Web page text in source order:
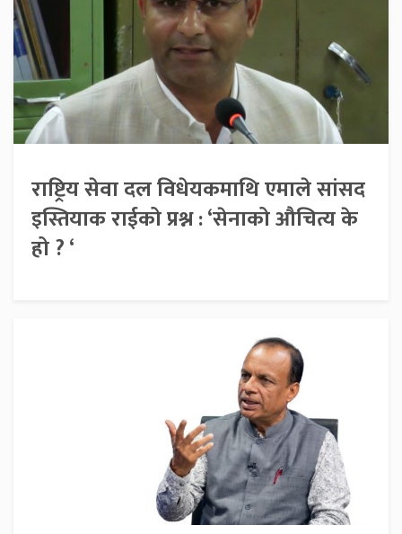
राष्ट्रिय सेवा दल विधेयकमाथि एमाले सांसद
इस्तियाक राईको प्रश्न : ‘सेनाको औचित्य के
हो ? ‘